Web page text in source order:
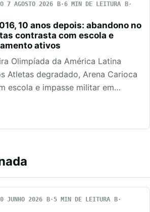
7 AGOSTO 2026
6 MIN DE LEITURA
10 anos depois: abandono no
contrasta com escola e
ativos
Olimpíada da América Latina
Atletas degradado, Arena Carioca
escola e impasse militar em…
JUNHO 2026
5 MIN DE LEITURA